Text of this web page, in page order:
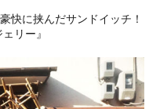
快に挟んだサンドイッチ！
リー』